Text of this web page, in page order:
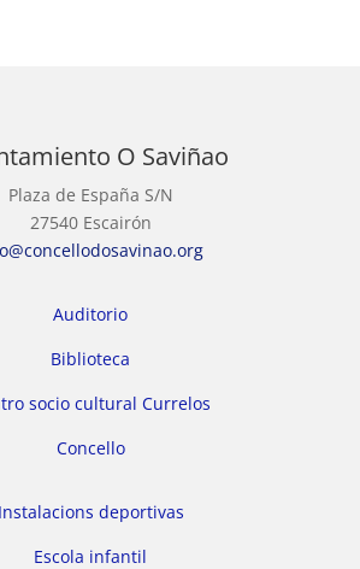
O Saviñao
Plaza de España S/N
27540 Escairón
Auditorio
Biblioteca
socio cultural Currelos
Concello
Instalacions deportivas
Escola infantil